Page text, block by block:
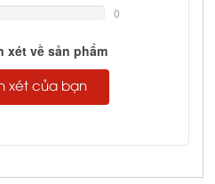
0
xét về sản phẩm
xét của bạn